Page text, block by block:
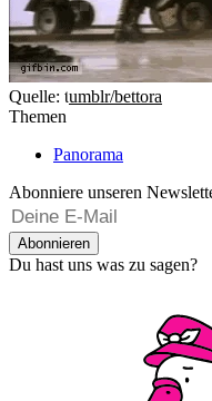
Quelle: tumblr/bettora
Themen
Panorama
Abonniere unseren
Abonnieren
Du hast uns was zu sagen?